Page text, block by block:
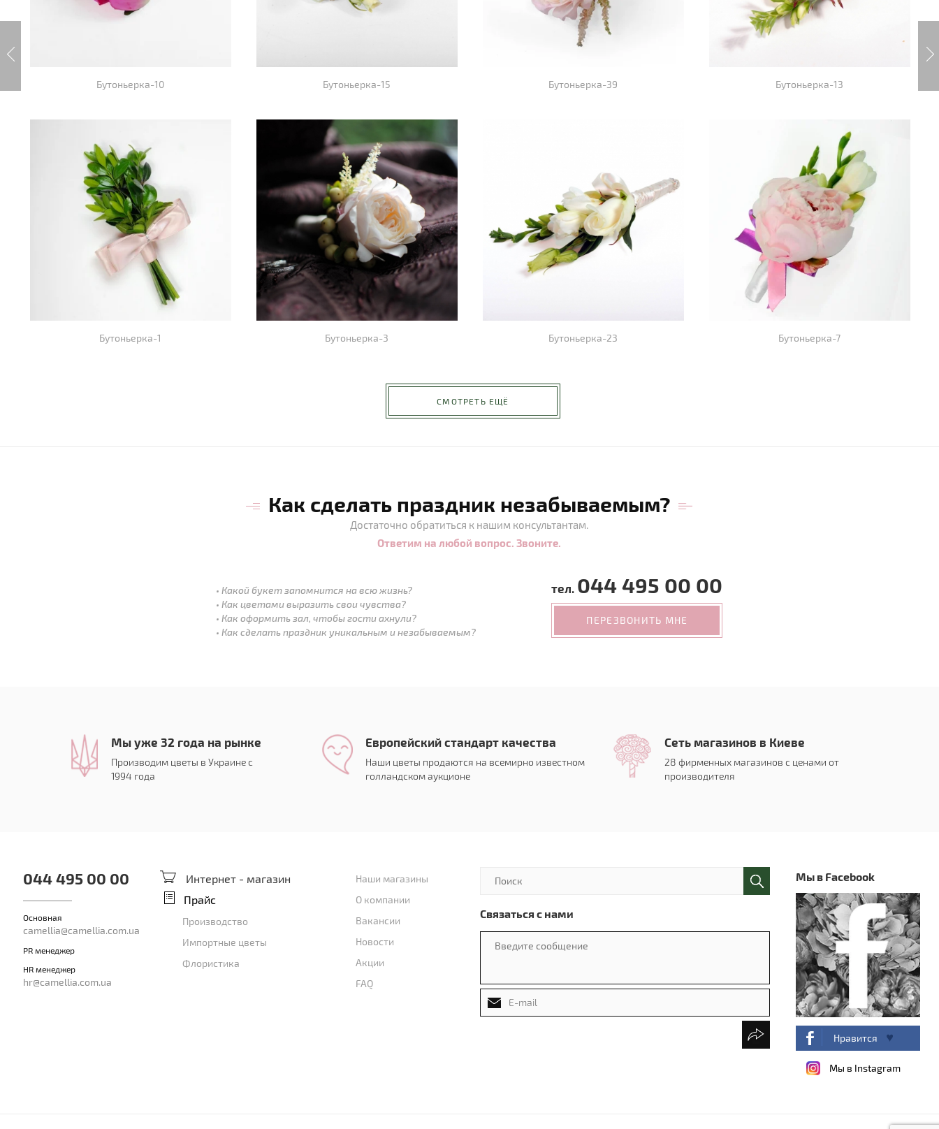
Бутоньерка-10 Бутоньерка-15 Бутоньерка-39 Бутоньерка-13
Бутоньерка-1 Бутоньерка-3 Бутоньерка-23 Бутоньерка-7
СМОТРЕТЬ ЕЩЁ
Как сделать праздник незабываемым?
Достаточно обратиться к нашим консультантам.
Ответим на любой вопрос. Звоните.
Какой букет запомнится на всю жизнь?
Как цветами выразить свои чувства?
Как оформить зал, чтобы гости ахнули?
Как сделать праздник уникальным и незабываемым?
тел. 044 495 00 00
ПЕРЕЗВОНИТЬ МНЕ
Мы уже 32 года на рынке
Производим цветы в Украине с
1994 года
Европейский стандарт качества
Наши цветы продаются на всемирно известном
голландском аукционе
Сеть магазинов в Киеве
28 фирменных магазинов с ценами от
производителя
044 495 00 00
Основная
camellia@camellia.com.ua
PR менеджер
HR менеджер
hr@camellia.com.ua
Интернет - магазин
Прайс
Производство
Импортные цветы
Флористика
Наши магазины
О компании
Вакансии
Новости
Акции
FAQ
Связаться с нами
Мы в Facebook
Нравится
Мы в Instagram